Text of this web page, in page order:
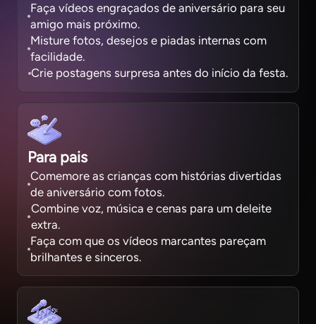
Faça vídeos engraçados de aniversário para seu
amigo mais próximo.
Misture fotos, desejos e piadas internas com
facilidade.
Crie postagens surpresa antes do início da festa.
Para pais
Comemore as crianças com histórias divertidas
de aniversário com fotos.
Combine voz, música e cenas para um deleite
extra.
Faça com que os vídeos marcantes pareçam
brilhantes e sinceros.